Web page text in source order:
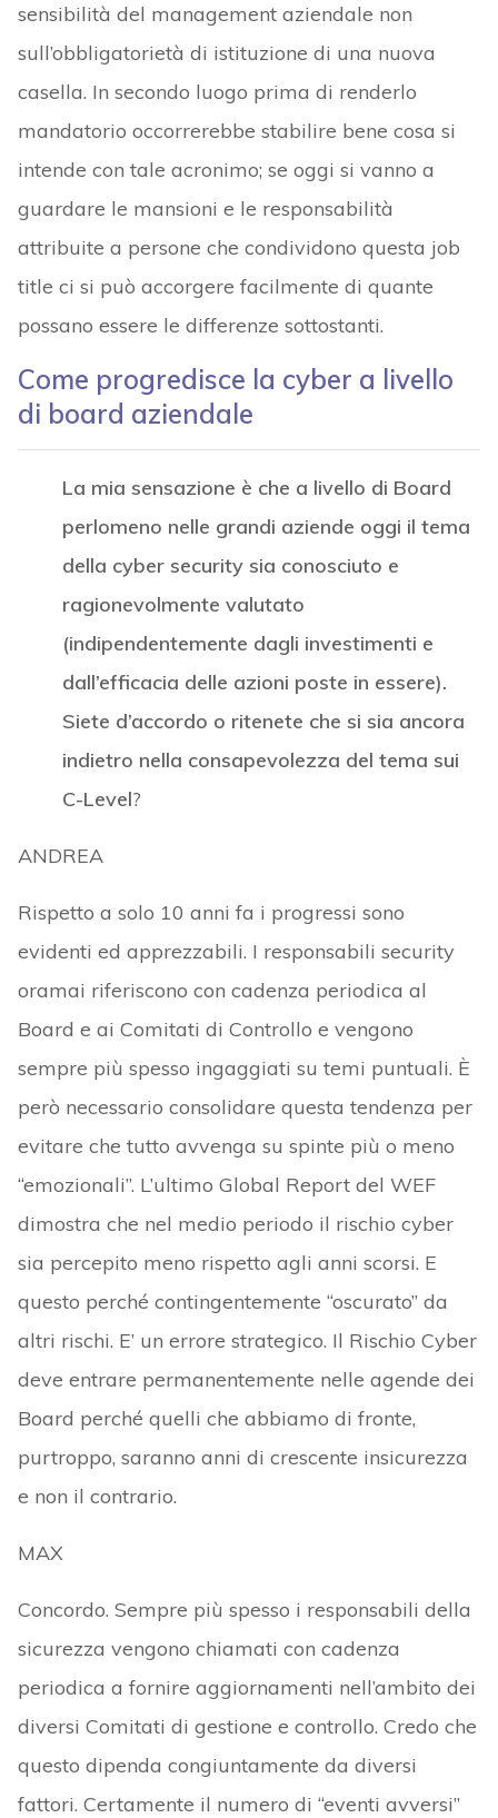
sensibilità del management aziendale non
sull’obbligatorietà di istituzione di una nuova
casella. In secondo luogo prima di renderlo
mandatorio occorrerebbe stabilire bene cosa si
intende con tale acronimo; se oggi si vanno a
guardare le mansioni e le responsabilità
attribuite a persone che condividono questa job
title ci si può accorgere facilmente di quante
possano essere le differenze sottostanti.
Come progredisce la cyber a livello
di board aziendale
La mia sensazione è che a livello di Board
perlomeno nelle grandi aziende oggi il tema
della cyber security sia conosciuto e
ragionevolmente valutato
(indipendentemente dagli investimenti e
dall’efficacia delle azioni poste in essere).
Siete d’accordo o ritenete che si sia ancora
indietro nella consapevolezza del tema sui
C-Level?
ANDREA
Rispetto a solo 10 anni fa i progressi sono
evidenti ed apprezzabili. I responsabili security
oramai riferiscono con cadenza periodica al
Board e ai Comitati di Controllo e vengono
sempre più spesso ingaggiati su temi puntuali. È
però necessario consolidare questa tendenza per
evitare che tutto avvenga su spinte più o meno
“emozionali”. L’ultimo Global Report del WEF
dimostra che nel medio periodo il rischio cyber
sia percepito meno rispetto agli anni scorsi. E
questo perché contingentemente “oscurato” da
altri rischi. E’ un errore strategico. Il Rischio Cyber
deve entrare permanentemente nelle agende dei
Board perché quelli che abbiamo di fronte,
purtroppo, saranno anni di crescente insicurezza
e non il contrario.
MAX
Concordo. Sempre più spesso i responsabili della
sicurezza vengono chiamati con cadenza
periodica a fornire aggiornamenti nell’ambito dei
diversi Comitati di gestione e controllo. Credo che
questo dipenda congiuntamente da diversi
fattori. Certamente il numero di “eventi avversi”